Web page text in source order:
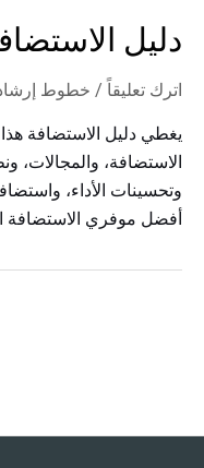
دليل
اترك تعليقاً / خطوط
يغطي دليل الاستضافة
الاستضافة، والمجالات،
وتحسينات الأداء،
أفضل موفري الاستضافة